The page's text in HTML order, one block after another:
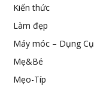
Kiến thức
Làm đẹp
Máy móc – Dụng Cụ
Mẹ&Bé
Mẹo-Típ